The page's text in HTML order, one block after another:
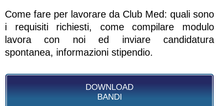
Come fare per lavorare da Club Med: quali sono
i requisiti richiesti, come compilare modulo
lavora con noi ed inviare candidatura
spontanea, informazioni stipendio.
DOWNLOAD
BANDI